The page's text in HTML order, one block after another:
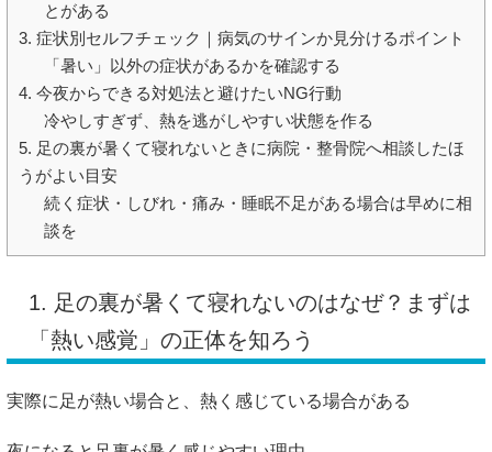
とがある
3. 症状別セルフチェック｜病気のサインか見分けるポイント
「暑い」以外の症状があるかを確認する
4. 今夜からできる対処法と避けたいNG行動
冷やしすぎず、熱を逃がしやすい状態を作る
5. 足の裏が暑くて寝れないときに病院・整骨院へ相談したほ
うがよい目安
続く症状・しびれ・痛み・睡眠不足がある場合は早めに相
談を
1. 足の裏が暑くて寝れないのはなぜ？まずは
「熱い感覚」の正体を知ろう
実際に足が熱い場合と、熱く感じている場合がある